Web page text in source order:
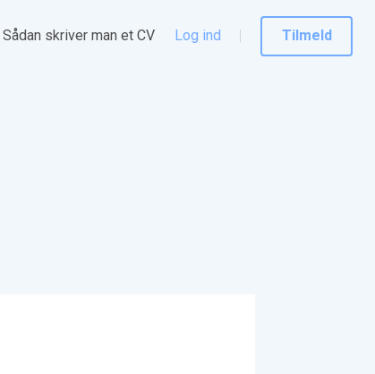
Sådan skriver man et CV Log ind Tilmeld